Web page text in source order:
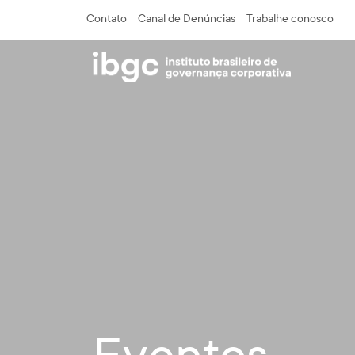
Contato Canal de Denúncias Trabalhe conosco